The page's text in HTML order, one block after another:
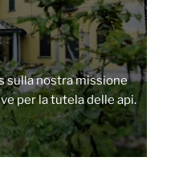
sulla nostra missione
per la tutela delle api.